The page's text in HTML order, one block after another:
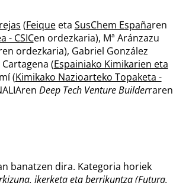
(Feiqueeta SusChem Españaren
- CSICen ordezkaria), Mª Aránzazu
ordezkaria), Gabriel González
(Espainiako Kimikarien eta
(Kimikako Nazioarteko Topaketa -
Deep Tech Venture Builderraren
banatzen dira. Kategoria horiek
ikerketa eta berrikuntza (Futura,